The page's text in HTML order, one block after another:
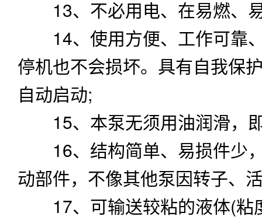
13、不必用电、在易燃、
14、使用方便、工作可靠、
停机也不会损坏。具有自我保
自动启动;
15、本泵无须用油润滑，
16、结构简单、易损件少，
动部件，不像其他泵因转子、
17、可输送较粘的液体(粘